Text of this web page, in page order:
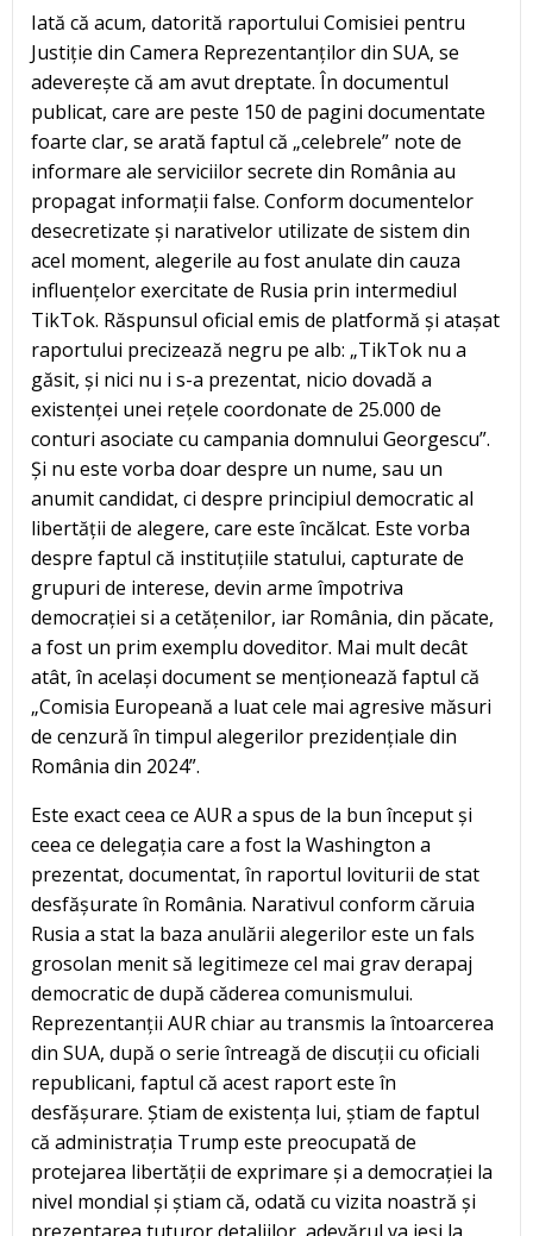
Iată că acum, datorită raportului Comisiei pentru
Justiție din Camera Reprezentanților din SUA, se
adeverește că am avut dreptate. În documentul
publicat, care are peste 150 de pagini documentate
foarte clar, se arată faptul că „celebrele” note de
informare ale serviciilor secrete din România au
propagat informații false. Conform documentelor
desecretizate și narativelor utilizate de sistem din
acel moment, alegerile au fost anulate din cauza
influențelor exercitate de Rusia prin intermediul
TikTok. Răspunsul oficial emis de platformă și atașat
raportului precizează negru pe alb: „TikTok nu a
găsit, și nici nu i s-a prezentat, nicio dovadă a
existenței unei rețele coordonate de 25.000 de
conturi asociate cu campania domnului Georgescu”.
Și nu este vorba doar despre un nume, sau un
anumit candidat, ci despre principiul democratic al
libertății de alegere, care este încălcat. Este vorba
despre faptul că instituțiile statului, capturate de
grupuri de interese, devin arme împotriva
democrației si a cetățenilor, iar România, din păcate,
a fost un prim exemplu doveditor. Mai mult decât
atât, în același document se menționează faptul că
„Comisia Europeană a luat cele mai agresive măsuri
de cenzură în timpul alegerilor prezidențiale din
România din 2024”.
Este exact ceea ce AUR a spus de la bun început și
ceea ce delegația care a fost la Washington a
prezentat, documentat, în raportul loviturii de stat
desfășurate în România. Narativul conform căruia
Rusia a stat la baza anulării alegerilor este un fals
grosolan menit să legitimeze cel mai grav derapaj
democratic de după căderea comunismului.
Reprezentanții AUR chiar au transmis la întoarcerea
din SUA, după o serie întreagă de discuții cu oficiali
republicani, faptul că acest raport este în
desfășurare. Știam de existența lui, știam de faptul
că administrația Trump este preocupată de
protejarea libertății de exprimare și a democrației la
nivel mondial și știam că, odată cu vizita noastră și